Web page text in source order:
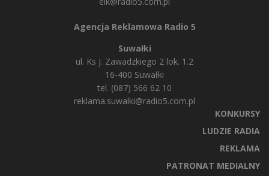
Agencja Reklamowa Radio 5
Suwałki
ul. Ks J. Zawadzkiego 2 lok. 1.2
16-400 Suwałki
tel. (087) 566 62 10
reklama.suwalki@radio5.com.pl
KONKURSY
LUDZIE RADIA
REKLAMA
PATRONAT MEDIALNY